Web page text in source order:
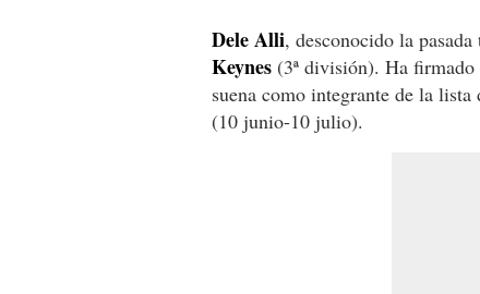
Dele Alli, desconocido la
Keynes (3ª división). Ha firmado
suena como integrante de la lista
(10 junio-10 julio).